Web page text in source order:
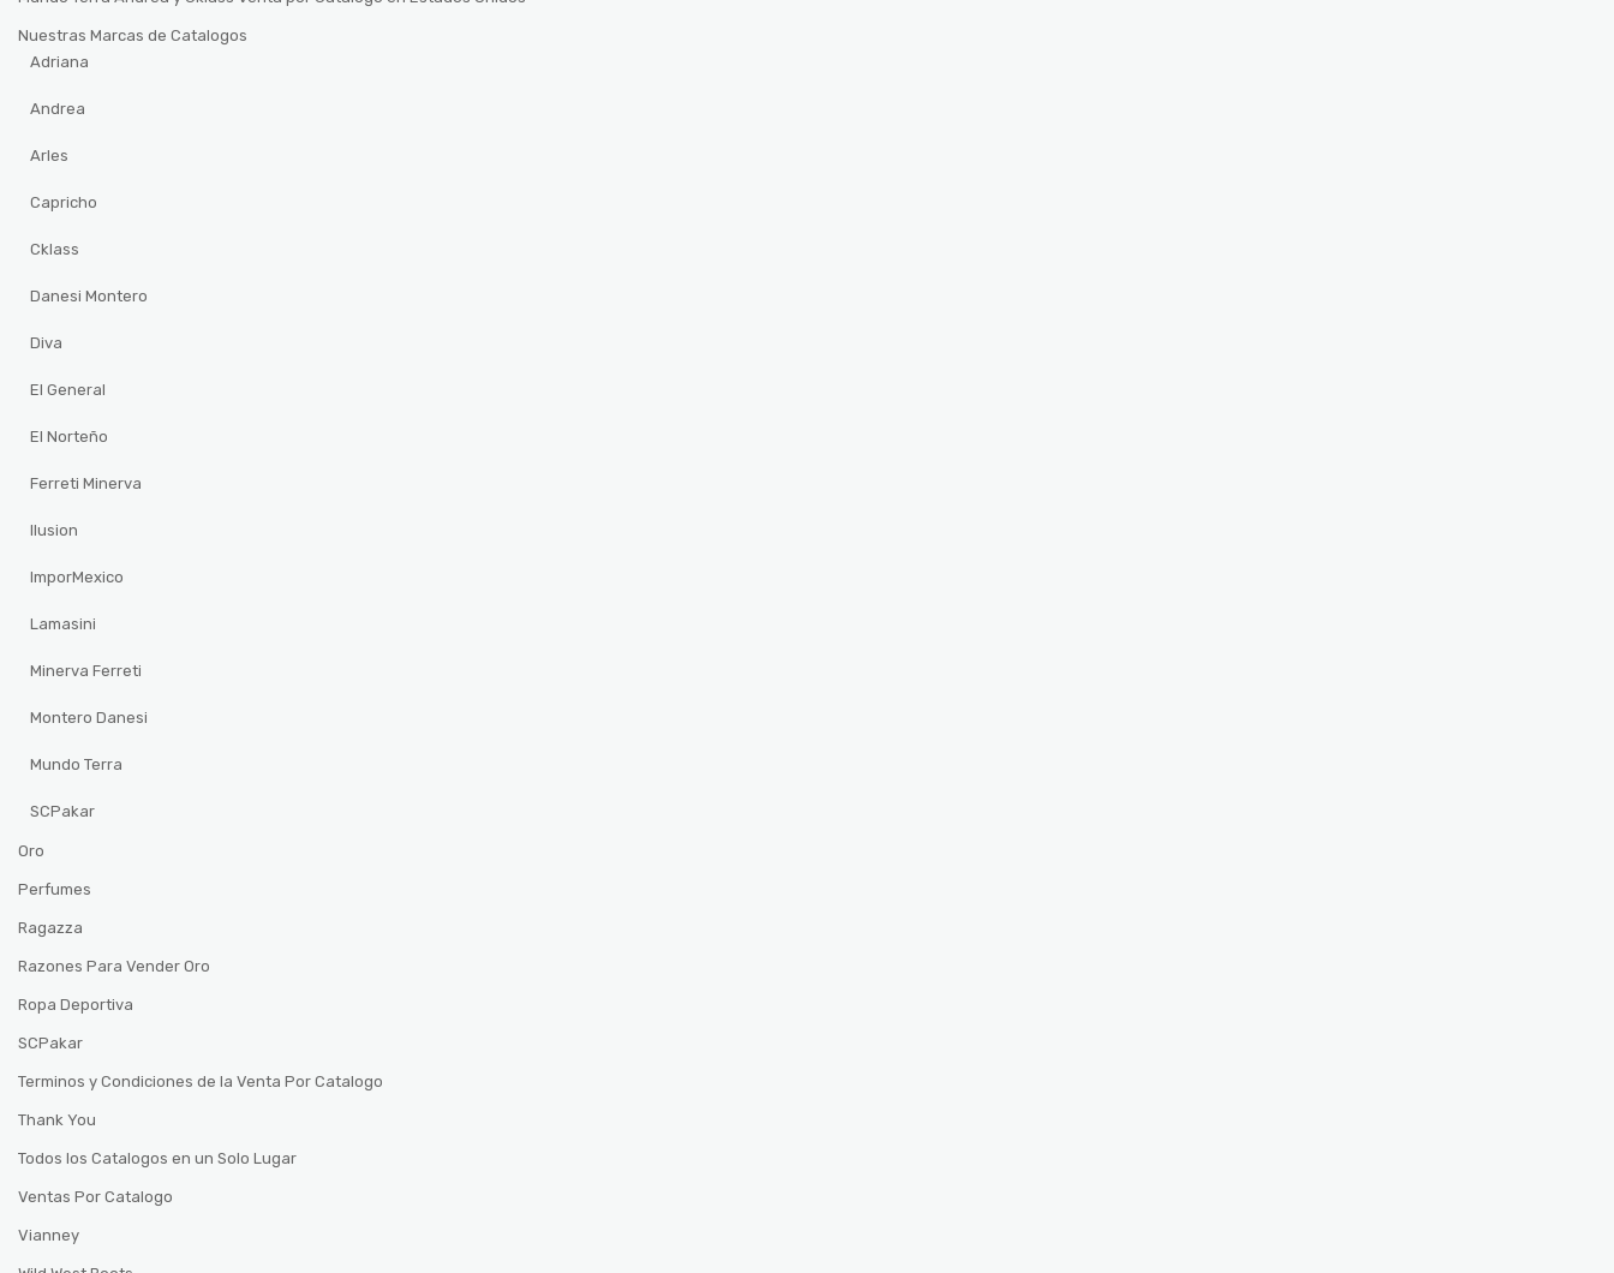
Nuestras Marcas de Catalogos
Adriana
Andrea
Arles
Capricho
Cklass
Danesi Montero
Diva
El General
El Norteño
Ferreti Minerva
Ilusion
ImporMexico
Lamasini
Minerva Ferreti
Montero Danesi
Mundo Terra
SCPakar
Oro
Perfumes
Ragazza
Razones Para Vender Oro
Ropa Deportiva
SCPakar
Terminos y Condiciones de la Venta Por Catalogo
Thank You
Todos los Catalogos en un Solo Lugar
Ventas Por Catalogo
Vianney